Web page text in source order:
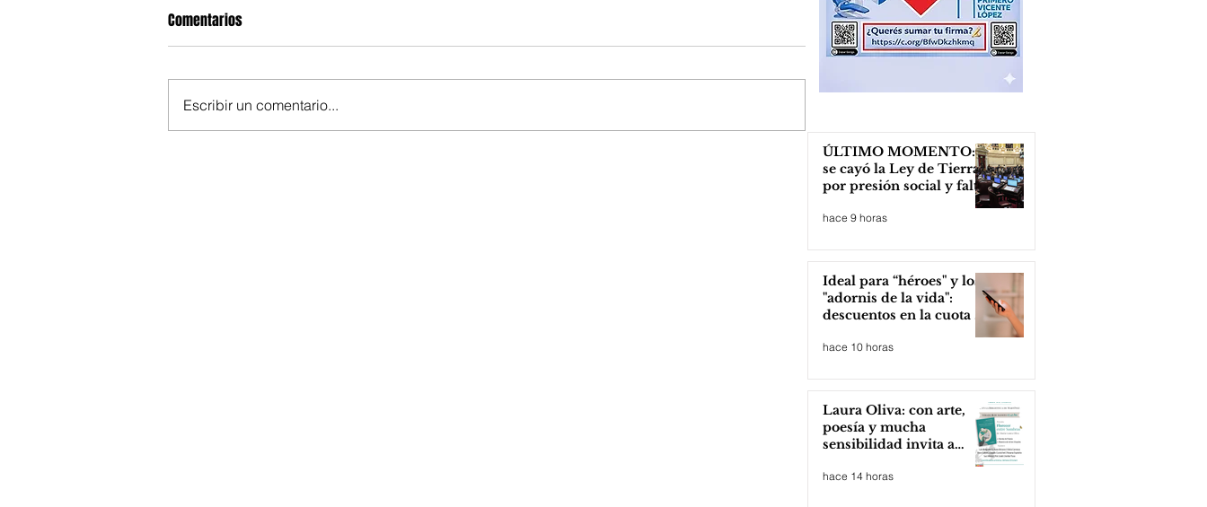
Comentarios
Escribir un comentario...
ÚLTIMO MOMENTO:
se cayó la Ley de Tierras
por presión social y falta
hace 9 horas
Ideal para “héroes" y los
"adornis de la vida":
descuentos en la cuota 4
hace 10 horas
Laura Oliva: con arte,
poesía y mucha
sensibilidad invita a
hace 14 horas